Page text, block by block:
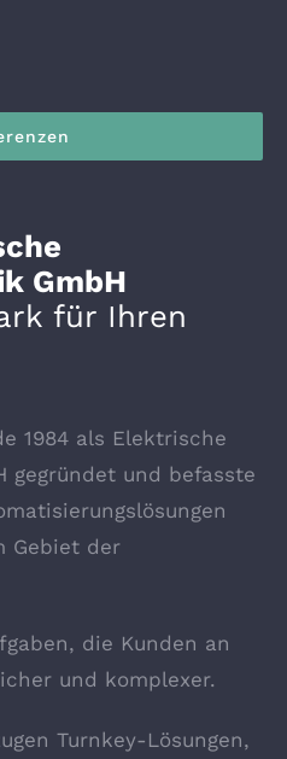
GmbH
für Ihren
1984 als Elektrische
gegründet und befasste
Gebiet der
die Kunden an
und komplexer.
Turnkey-Lösungen,